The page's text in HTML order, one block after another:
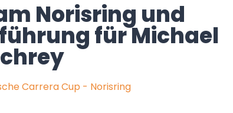
Norisring und
für Michael
Carrera Cup - Norisring